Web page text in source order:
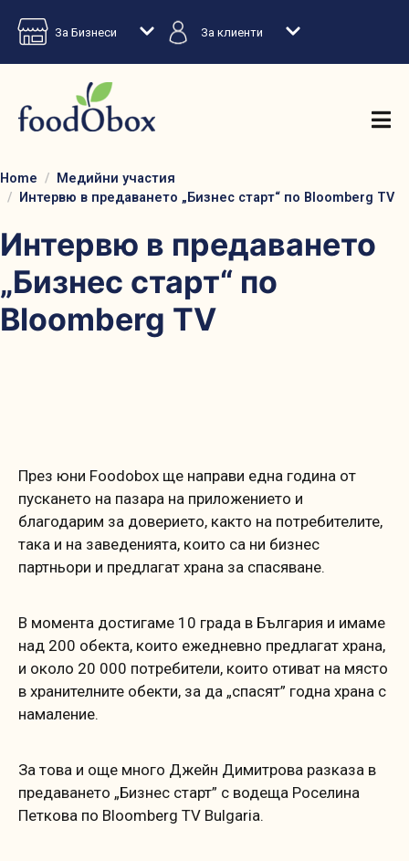
За Бизнеси За клиенти
Home
Медийни участия
Интервю в предаването „Бизнес старт“ по Bloomberg TV
Интервю в предаването
„Бизнес старт“ по
Bloomberg TV
През юни Foodobox ще направи една година от
пускането на пазара на приложението и
благодарим за доверието, както на потребителите,
така и на заведенията, които са ни бизнес
партньори и предлагат храна за спасяване.
В момента достигаме 10 града в България и имаме
над 200 обекта, които ежедневно предлагат храна,
и около 20 000 потребители, които отиват на място
в хранителните обекти, за да „спасят” годна храна с
намаление.
За това и още много Джейн Димитрова разказа в
предаването „Бизнес старт” с водеща Роселина
Петкова по Bloomberg TV Bulgaria.